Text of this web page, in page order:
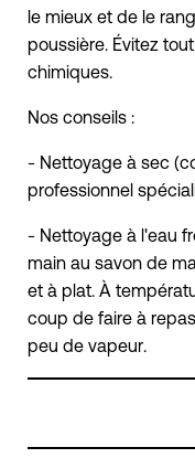
le mieux et de le
poussière. Évitez
chimiques.
Nos conseils :
- Nettoyage à sec
professionnel
- Nettoyage à l'eau
main au savon de
et à plat. À
coup de faire à
peu de vapeur.